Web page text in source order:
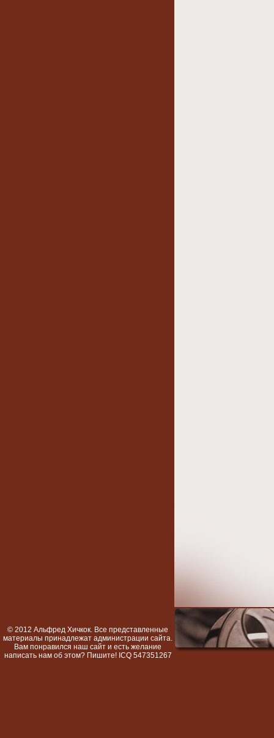
© 2012 Альфред Хичкок. Все представленные
материалы принадлежат администрации сайта.
Вам понравился наш сайт и есть желание
написать нам об этом? Пишите! ICQ 547351267